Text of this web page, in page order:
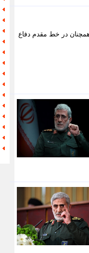
در خط مقدم دفاع